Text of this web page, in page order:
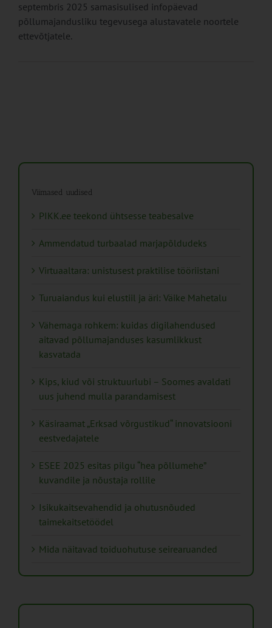
septembris 2025 samasisulised infopäevad
põllumajandusliku tegevusega alustavatele noortele
ettevõtjatele.
Viimased uudised
PIKK.ee teekond ühtsesse teabesalve
Ammendatud turbaalad marjapõldudeks
Virtuaaltara: unistusest praktilise tööriistani
Turuaiandus kui elustiil ja äri: Väike Mahetalu
Vähemaga rohkem: kuidas digilahendused
aitavad põllumajanduses kasumlikkust
kasvatada
Kips, kiud või struktuurlubi – Soomes avaldati
uus juhend mulla parandamisest
Käsiraamat „Erksad võrgustikud“ innovatsiooni
eestvedajatele
ESEE 2025 esitas pilgu “hea põllumehe”
kuvandile ja nõustaja rollile
Isikukaitsevahendid ja ohutusnõuded
taimekaitsetöödel
Mida näitavad toiduohutuse seirearuanded